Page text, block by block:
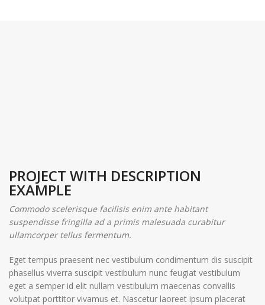
PROJECT WITH DESCRIPTION
EXAMPLE
Commodo scelerisque facilisis enim ante habitant
suspendisse fringilla ad a primis malesuada curabitur
ullamcorper tellus fermentum.
Eget tempus praesent nec vestibulum condimentum dis suscipit
phasellus viverra suscipit vestibulum nunc feugiat vestibulum
eget a semper id elit nullam vestibulum maecenas convallis
volutpat porttitor vivamus et. Nascetur laoreet ipsum placerat